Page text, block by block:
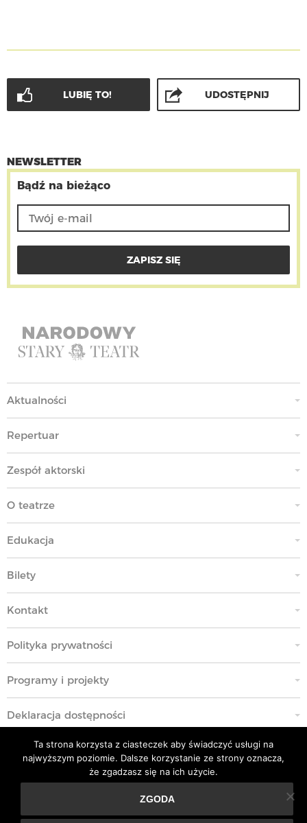
LUBIĘ TO! UDOSTĘPNIJ
NEWSLETTER
Bądź na bieżąco
Aktualności
Repertuar
Zespół aktorski
O teatrze
Edukacja
Bilety
Kontakt
Polityka prywatności
Programy i projekty
Deklaracja dostępności
Standardy Ochrony Małoletnich
Polityka przeciwko molestowaniu w miejscu pracy
Kodeks Etyki
Ta strona korzysta z ciasteczek aby świadczyć usługi na
najwyższym poziomie. Dalsze korzystanie ze strony oznacza,
że zgadzasz się na ich użycie.
ZGODA
Ta strona korzysta z ciasteczek aby świadczyć usługi na